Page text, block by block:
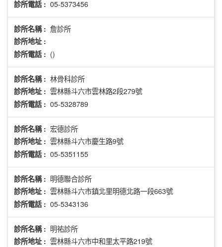
診所電話 : 05-5373456
診所名稱 : 詹診所
診所地址 :
診所電話 : ()
診所名稱 : 林骨科診所
診所地址 : 雲林縣斗六市雲林路2段279號
診所電話 : 05-5328789
診所名稱 : 宏德診所
診所地址 : 雲林縣斗六市慶生路9號
診所電話 : 05-5351155
診所名稱 : 明德聯合診所
診所地址 : 雲林縣斗六市鎮北里明德北路一段663號
診所電話 : 05-5343136
診所名稱 : 明祐診所
診所地址 : 雲林縣斗六市中和里太平路219號